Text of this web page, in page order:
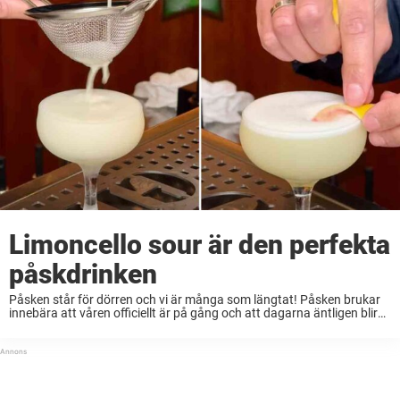
Limoncello sour är den perfekta
påskdrinken
Påsken står för dörren och vi är många som längtat! Påsken brukar
innebära att våren officiellt är på gång och att dagarna äntligen blir